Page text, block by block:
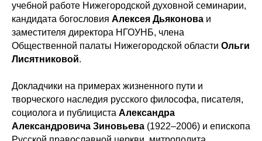
учебной работе Нижегородской духовной семинарии,
кандидата богословия Алексея Дьяконова и
заместителя директора НГОУНБ, члена
Общественной палаты Нижегородской области Ольги
Лисятниковой.
Докладчики на примерах жизненного пути и
творческого наследия русского философа, писателя,
социолога и публициста Александра
Александровича Зиновьева (1922–2006) и епископа